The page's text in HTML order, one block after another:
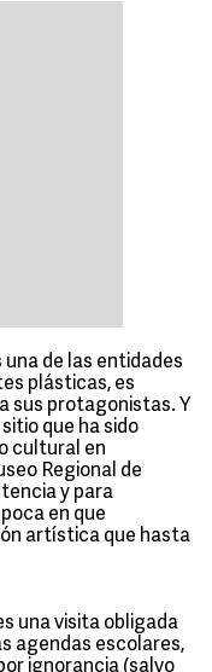
una de las entidades
plásticas, es
sus protagonistas. Y
que ha sido
cultural en
Regional de
y para
en que
artística que hasta
una visita obligada
agendas escolares,
ignorancia (salvo